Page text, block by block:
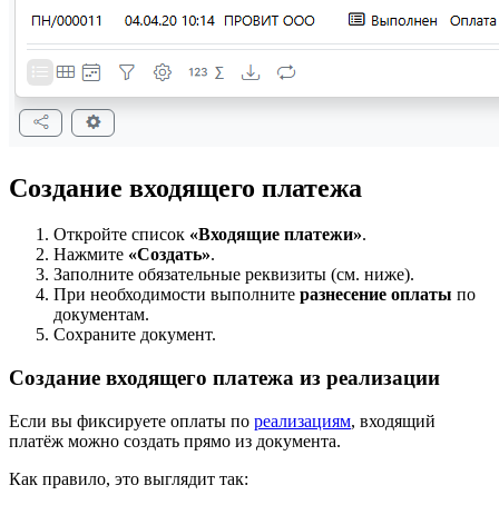
Создание входящего платежа
Откройте список «Входящие платежи».
Нажмите «Создать».
Заполните обязательные реквизиты (см. ниже).
При необходимости выполните разнесение оплаты по
документам.
Сохраните документ.
Создание входящего платежа из реализации
Если вы фиксируете оплаты по реализациям, входящий
платёж можно создать прямо из документа.
Как правило, это выглядит так: